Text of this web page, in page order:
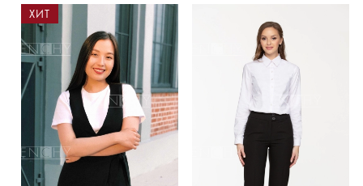
ХИТ